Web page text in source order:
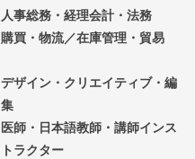
人事総務・経理会計・法務
購買・物流／在庫管理・貿易
デザイン・クリエイティブ・編
集
医師・日本語教師・講師インス
トラクター